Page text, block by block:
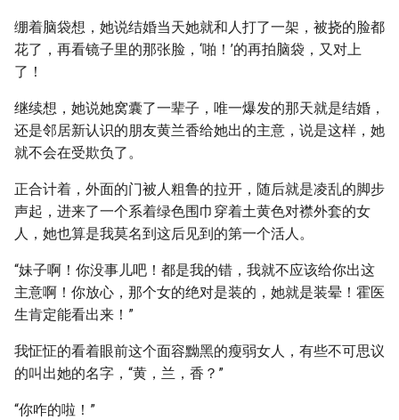
绷着脑袋想，她说结婚当天她就和人打了一架，被挠的脸都
花了，再看镜子里的那张脸，‘啪！’的再拍脑袋，又对上
了！
继续想，她说她窝囊了一辈子，唯一爆发的那天就是结婚，
还是邻居新认识的朋友黄兰香给她出的主意，说是这样，她
就不会在受欺负了。
正合计着，外面的门被人粗鲁的拉开，随后就是凌乱的脚步
声起，进来了一个系着绿色围巾穿着土黄色对襟外套的女
人，她也算是我莫名到这后见到的第一个活人。
“妹子啊！你没事儿吧！都是我的错，我就不应该给你出这
主意啊！你放心，那个女的绝对是装的，她就是装晕！霍医
生肯定能看出来！”
我怔怔的看着眼前这个面容黝黑的瘦弱女人，有些不可思议
的叫出她的名字，“黄，兰，香？”
“你咋的啦！”